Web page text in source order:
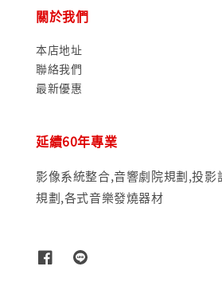
關於我們
本店地址
聯絡我們
最新優惠
延續60年專業
影像系統整合,音響劇院規劃,投影
規劃,各式音樂發燒器材